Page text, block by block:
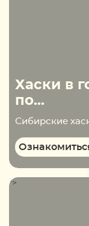
Хаски в
по...
">